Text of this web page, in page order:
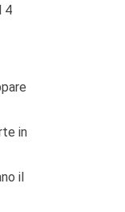
4
in
il